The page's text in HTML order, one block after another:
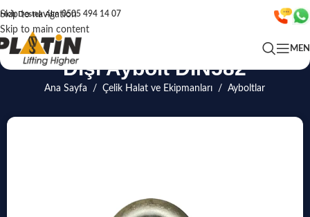
Skip to navigation
Skip to main content
Hızlı Destek Alın0505 494 14 07
Dişi Aybolt DIN582
Ana Sayfa / Çelik Halat ve Ekipmanları / Ayboltlar